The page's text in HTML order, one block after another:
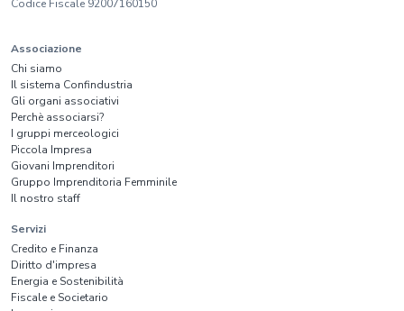
Codice Fiscale 92007160150
Associazione
Chi siamo
Il sistema Confindustria
Gli organi associativi
Perchè associarsi?
I gruppi merceologici
Piccola Impresa
Giovani Imprenditori
Gruppo Imprenditoria Femminile
Il nostro staff
Servizi
Credito e Finanza
Diritto d'impresa
Energia e Sostenibilità
Fiscale e Societario